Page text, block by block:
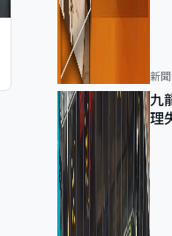
新
九
理